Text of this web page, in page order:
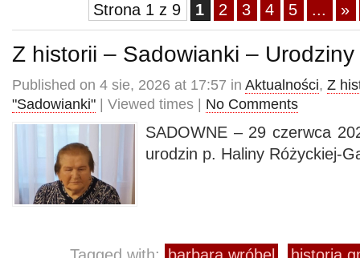
Strona 1 z 9 1 2 3 4 5 ... »
Z historii – Sadowianki –
Published on 4 sie, 2026 at 17:57 in Aktualności, Z
"Sadowianki" | Viewed times | No Comments
SADOWNE – 29 czerwca
urodzin p. Haliny Różyckiej-